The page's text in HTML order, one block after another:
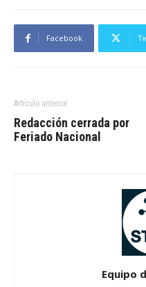
Facebook
Artículo anterior
Redacción cerrada por
Feriado Nacional
Equipo